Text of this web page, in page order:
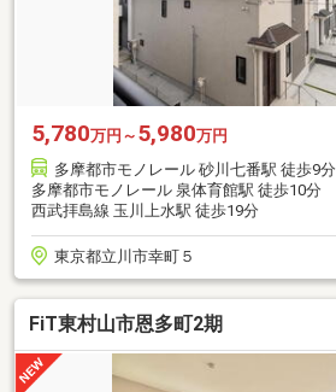
5,780万円～ 5,980万円
多摩都市モノレール 砂川七番駅 徒歩9分
多摩都市モノレール 泉体育館駅 徒歩10分
西武拝島線 玉川上水駅 徒歩19分
東京都立川市幸町５
FiT東村山市恩多町2期